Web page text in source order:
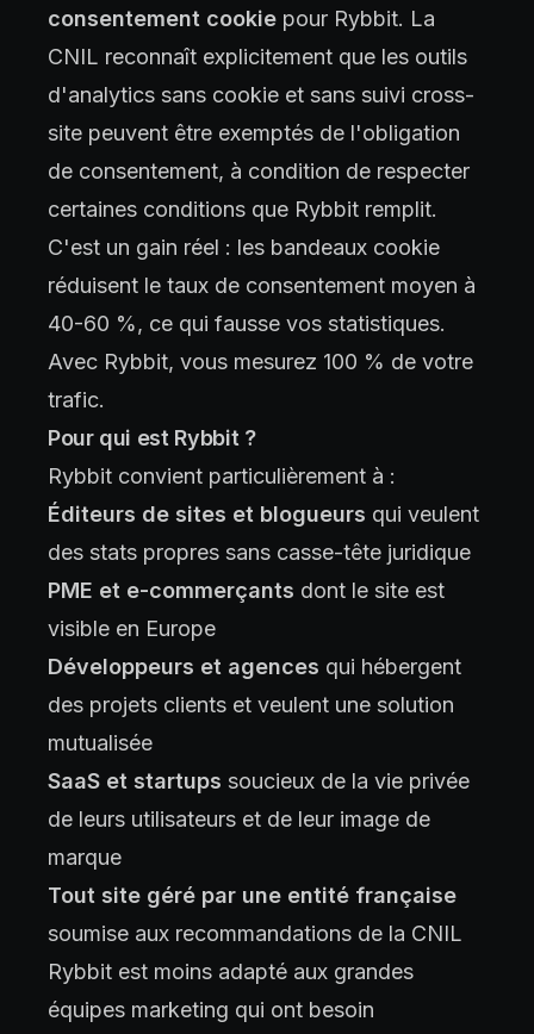
consentement cookie pour Rybbit. La
CNIL reconnaît explicitement que les outils
d'analytics sans cookie et sans suivi cross-
site peuvent être exemptés de l'obligation
de consentement, à condition de respecter
certaines conditions que Rybbit remplit.
C'est un gain réel : les bandeaux cookie
réduisent le taux de consentement moyen à
40-60 %, ce qui fausse vos statistiques.
Avec Rybbit, vous mesurez 100 % de votre
trafic.
Pour qui est Rybbit ?
Rybbit convient particulièrement à :
Éditeurs de sites et blogueurs qui veulent
des stats propres sans casse-tête juridique
PME et e-commerçants dont le site est
visible en Europe
Développeurs et agences qui hébergent
des projets clients et veulent une solution
mutualisée
SaaS et startups soucieux de la vie privée
de leurs utilisateurs et de leur image de
marque
Tout site géré par une entité française
soumise aux recommandations de la CNIL
Rybbit est moins adapté aux grandes
équipes marketing qui ont besoin